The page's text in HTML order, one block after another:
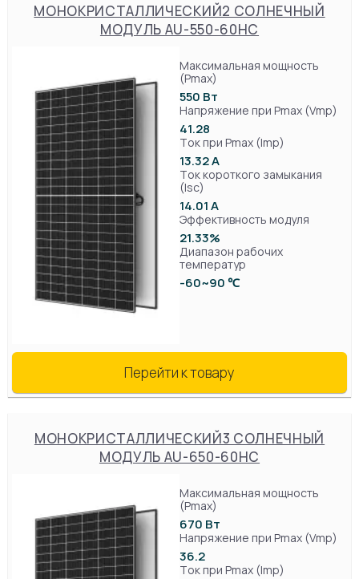
МОНОКРИСТАЛЛИЧЕСКИЙ2 СОЛНЕЧНЫЙ
МОДУЛЬ AU-550-60HC
Максимальная мощность
(Pmax)
550 Вт
Напряжение при Pmax (Vmp)
41.28
Ток при Pmax (Imp)
13.32 А
Ток короткого замыкания
(Isc)
14.01 А
Эффективность модуля
21.33%
Диапазон рабочих
температур
-60~90 ℃
Перейти к товару
МОНОКРИСТАЛЛИЧЕСКИЙ3 СОЛНЕЧНЫЙ
МОДУЛЬ AU-650-60HC
Максимальная мощность
(Pmax)
670 Вт
Напряжение при Pmax (Vmp)
36.2
Ток при Pmax (Imp)